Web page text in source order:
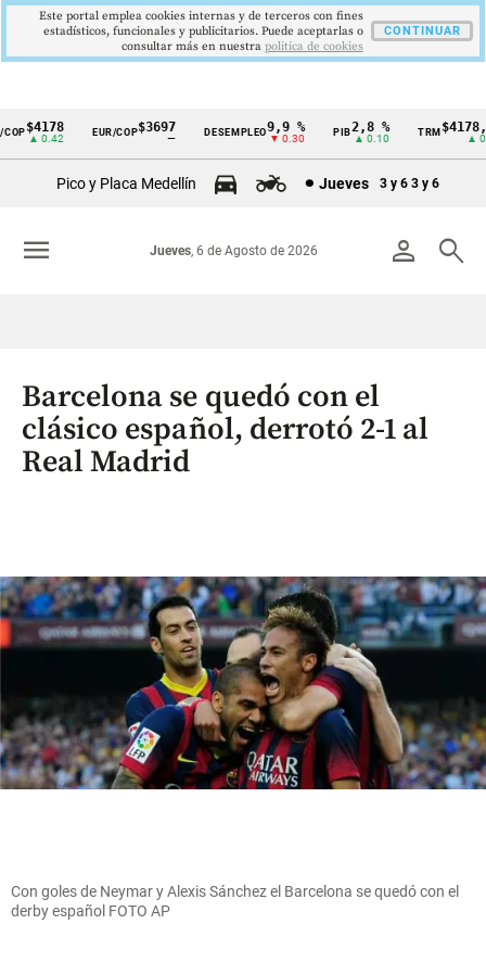
Cintillo
Colombia
$4178
▲ 0.42
EUR/COP$3697 DESEMPLEO9,9 %
▼ 0.30
2,8 %
▲ 0.10
TRM$4178,23
▲ 0.42
Pico y Placa Medellín Jueves 3 y 6 3 y 6
person search
Jueves, 6 de Agosto de 2026
menu
Barcelona se quedó con el
clásico español, derrotó 2-1 al
Real Madrid
Con goles de Neymar y Alexis Sánchez el Barcelona se quedó con el
derby español FOTO AP
Este portal emplea cookies internas y de terceros con fines
estadísticos, funcionales y publicitarios. Puede aceptarlas o
consultar más en nuestra politica de cookies
CONTINUAR